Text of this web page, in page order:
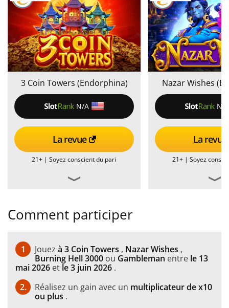
3 Coin Towers (Endorphina)
N/A
La revue
21+ |Soyez conscient du pari
Nazar Wishes
N/
La revue
21+ |Soyez
Comment participer
1 Jouez à 3 Coin Towers , Nazar Wishes ,
Burning Hell 3000 ou Gambleman entre le 13
mai 2026 et le 3 juin 2026 .
2.
Réalisez un gain avec un multiplicateur de x10
ou plus .